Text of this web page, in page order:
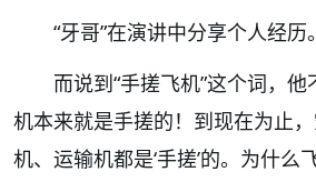
“牙哥”在演讲中分享个人经历。
而说到“手搓飞机”这个词，
机本来就是手搓的！到现在为止
机、运输机都是‘手搓’的。为什么